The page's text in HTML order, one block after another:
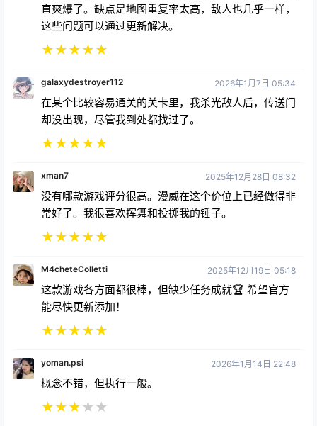
这些问题可以通过更新解决。
★★★★★
在某个比较容易通关的关卡里，我杀光敌人后，传送门
却没出现，尽管我到处都找过了。
★★★★★
没有哪款游戏评分很高。漫威在这个价位上已经做得非
常好了。我很喜欢挥舞和投掷我的锤子。
★★★ ★★
这款游戏各方面都很棒，但缺少任务成就🏆 希望官方
能尽快更新添加！
★★★★★
概念不错，但执行一般。
★★★★ ★